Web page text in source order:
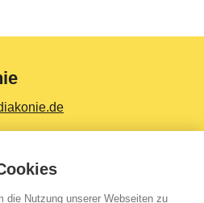
die Nutzung unserer Webseiten zu